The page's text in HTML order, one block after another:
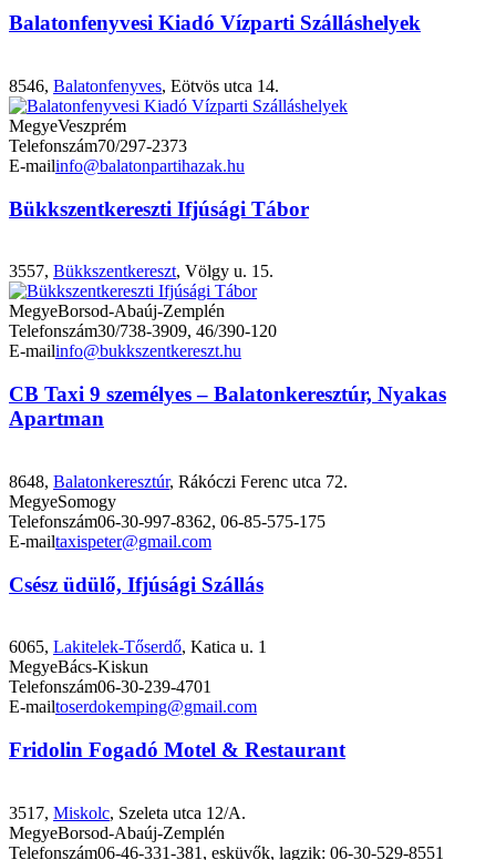
Balatonfenyvesi Kiadó Vízparti Szálláshelyek
8546, Balatonfenyves, Eötvös utca 14.
MegyeVeszprém
Telefonszám70/297-2373
E-mailinfo@balatonpartihazak.hu
Bükkszentkereszti Ifjúsági Tábor
3557, Bükkszentkereszt, Völgy u. 15.
MegyeBorsod-Abaúj-Zemplén
Telefonszám30/738-3909, 46/390-120
E-mailinfo@bukkszentkereszt.hu
CB Taxi 9 személyes – Balatonkeresztúr, Nyakas
Apartman
8648, Balatonkeresztúr, Rákóczi Ferenc utca 72.
MegyeSomogy
Telefonszám06-30-997-8362, 06-85-575-175
E-mailtaxispeter@gmail.com
Csész üdülő, Ifjúsági Szállás
6065, Lakitelek-Tőserdő, Katica u. 1
MegyeBács-Kiskun
Telefonszám06-30-239-4701
E-mailtoserdokemping@gmail.com
Fridolin Fogadó Motel & Restaurant
3517, Miskolc, Szeleta utca 12/A.
MegyeBorsod-Abaúj-Zemplén
Telefonszám06-46-331-381, esküvők, lagzik: 06-30-529-8551